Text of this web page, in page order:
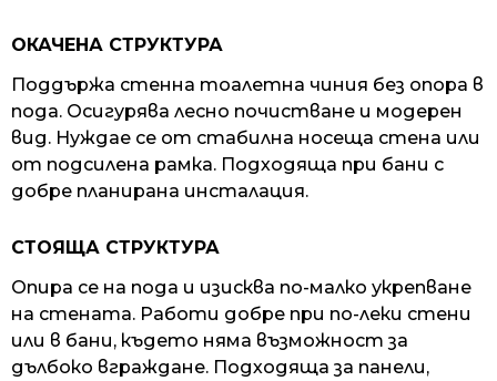
ОКАЧЕНА СТРУКТУРА
Поддържа стенна тоалетна чиния без опора в
пода. Осигурява лесно почистване и модерен
вид. Нуждае се от стабилна носеща стена или
от подсилена рамка. Подходяща при бани с
добре планирана инсталация.
СТОЯЩА СТРУКТУРА
Опира се на пода и изисква по-малко укрепване
на стената. Работи добре при по-леки стени
или в бани, където няма възможност за
дълбоко вграждане. Подходяща за панели,